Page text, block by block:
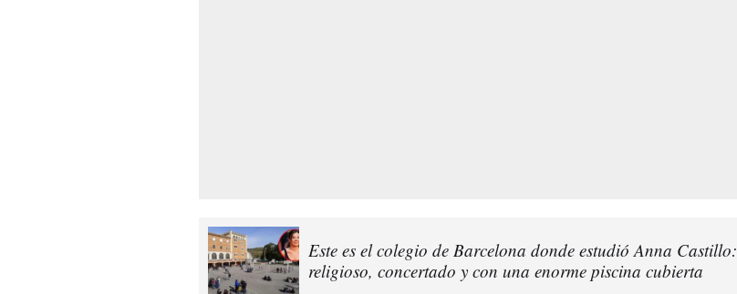
Este es el colegio de Barcelona donde estudió Anna Castillo:
religioso, concertado y con una enorme piscina cubierta